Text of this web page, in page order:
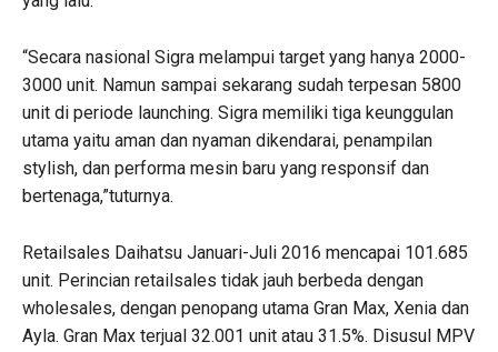
“Secara nasional Sigra melampui target yang hanya 2000-
3000 unit. Namun sampai sekarang sudah terpesan 5800
unit di periode launching. Sigra memiliki tiga keunggulan
utama yaitu aman dan nyaman dikendarai, penampilan
stylish, dan performa mesin baru yang responsif dan
bertenaga,”tuturnya.
Retailsales Daihatsu Januari-Juli 2016 mencapai 101.685
unit. Perincian retailsales tidak jauh berbeda dengan
wholesales, dengan penopang utama Gran Max, Xenia dan
Ayla. Gran Max terjual 32.001 unit atau 31.5%. Disusul MPV